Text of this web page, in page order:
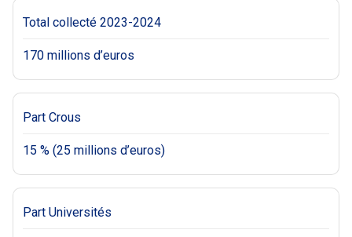
Total collecté 2023-2024
170 millions d’euros
Part Crous
15 % (25 millions d’euros)
Part Universités